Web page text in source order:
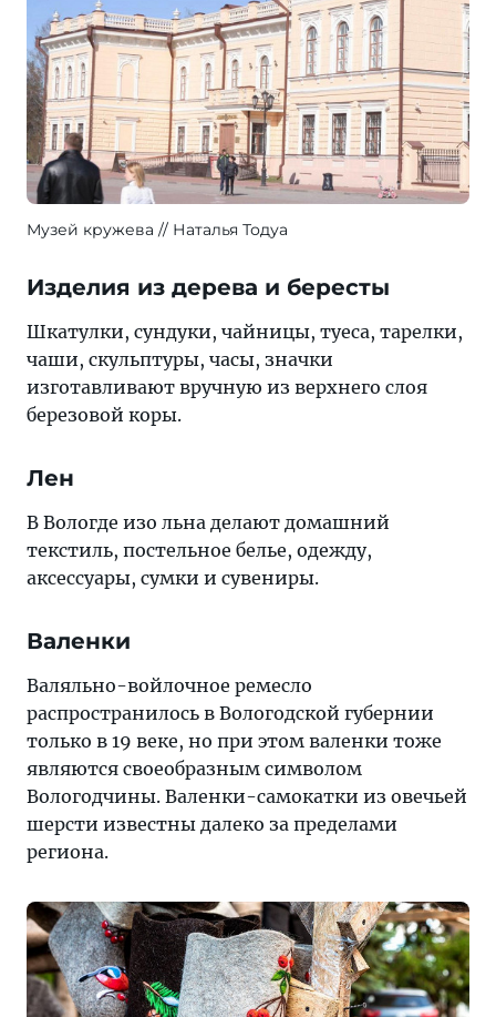
Музей кружева Наталья Тодуа
Изделия из дерева и бересты
Шкатулки, сундуки, чайницы, туеса, тарелки,
чаши, скульптуры, часы, значки
изготавливают вручную из верхнего слоя
березовой коры.
Лен
В Вологде изо льна делают домашний
текстиль, постельное белье, одежду,
аксессуары, сумки и сувениры.
Валенки
Валяльно-войлочное ремесло
распространилось в Вологодской губернии
только в 19 веке, но при этом валенки тоже
являются своеобразным символом
Вологодчины. Валенки-самокатки из овечьей
шерсти известны далеко за пределами
региона.